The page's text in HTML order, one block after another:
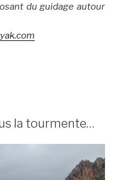
du guidage autour
la tourmente…